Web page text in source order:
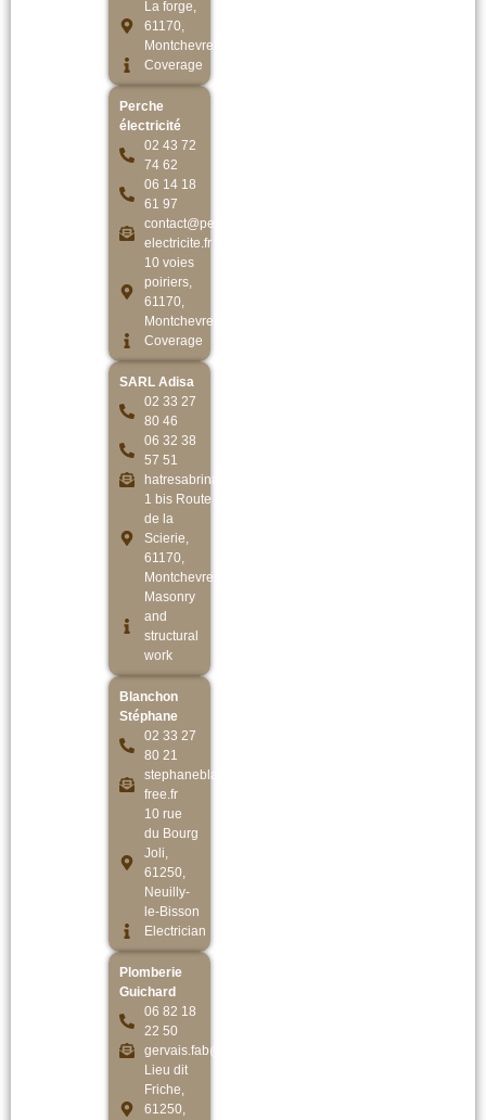
La forge,
61170,
Montchevrel
Coverage
Perche
électricité
02 43 72
74 62
06 14 18
61 97
contact@perche-
electricite.fr
10 voies
poiriers,
61170,
Montchevrel
Coverage
SARL Adisa
02 33 27
80 46
06 32 38
57 51
hatresabrina@orange.fr
1 bis Route
de la
Scierie,
61170,
Montchevrel
Masonry
and
structural
work
Blanchon
Stéphane
02 33 27
80 21
stephaneblanchon@
free.fr
10 rue
du Bourg
Joli,
61250,
Neuilly-
le-Bisson
Electrician
Plomberie
Guichard
06 82 18
22 50
gervais.fab@orange.fr
Lieu dit
Friche,
61250,